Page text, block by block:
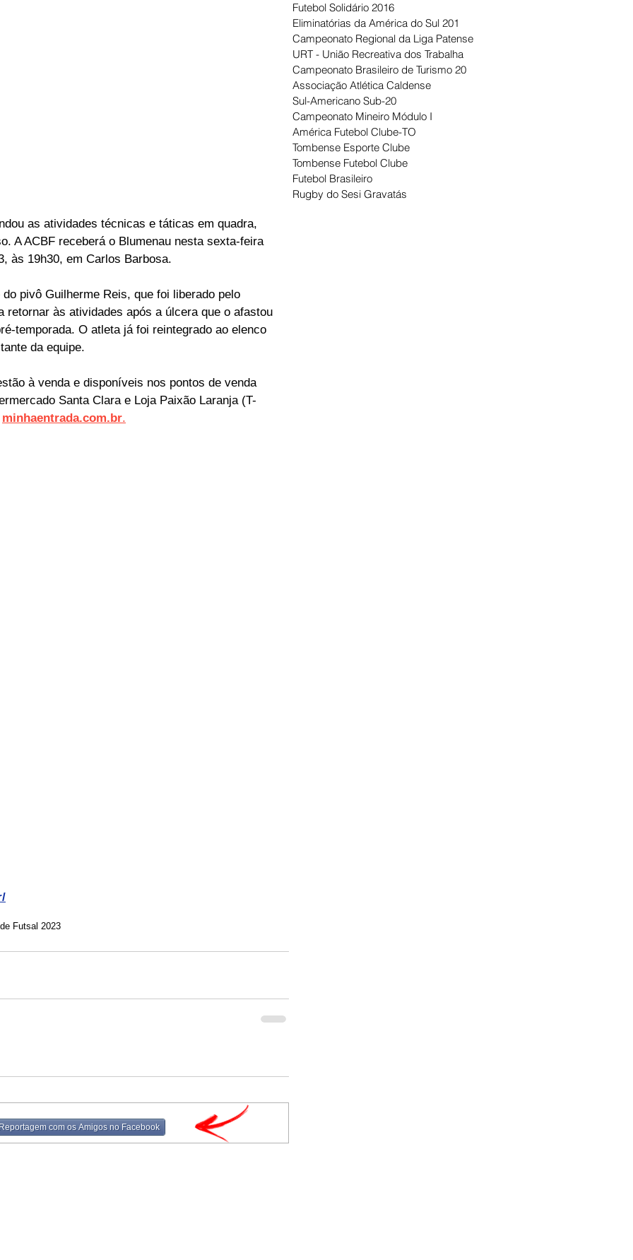
as atividades técnicas e táticas em quadra,
A ACBF receberá o Blumenau nesta sexta-feira
às 19h30, em Carlos Barbosa.
pivô Guilherme Reis, que foi liberado pelo
retornar às atividades após a úlcera que o afastou
temporada. O atleta já foi reintegrado ao elenco
da equipe.
à venda e disponíveis nos pontos de venda
Santa Clara e Loja Paixão Laranja (T-
minhaentrada.com.br.
Futsal 2023
com os Amigos no Facebook
Futebol Solidário 2016
Eliminatórias da América do Sul 201
Campeonato Regional da Liga Patense
URT - União Recreativa dos Trabalha
Campeonato Brasileiro de Turismo 20
Associação Atlética Caldense
Sul-Americano Sub-20
Campeonato Mineiro Módulo I
América Futebol Clube-TO
Tombense Esporte Clube
Tombense Futebol Clube
Futebol Brasileiro
Rugby do Sesi Gravatás